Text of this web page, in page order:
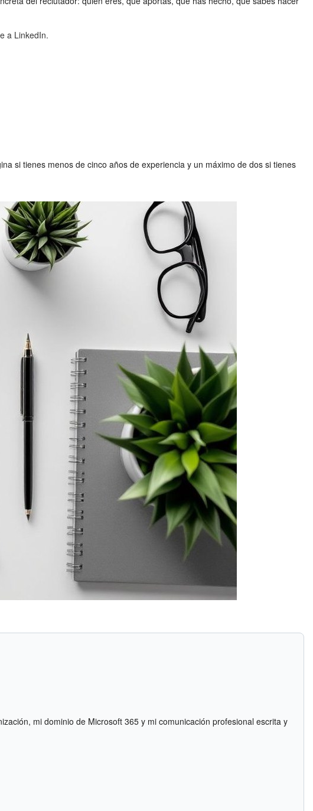
a LinkedIn.
si tienes menos de cinco años de experiencia y un máximo de dos si tienes
mi dominio de Microsoft 365 y mi comunicación profesional escrita y